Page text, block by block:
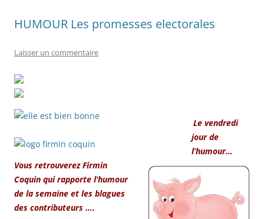
HUMOUR Les promesses electorales
Laisser un commentaire
Le vendredi
jour de
l’humour…
Vous retrouverez Firmin
Coquin qui rapporte l’humour
de la semaine et les blagues
des contributeurs ….